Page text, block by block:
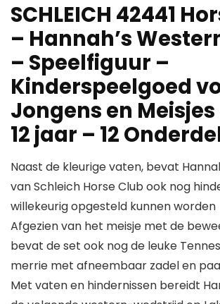
SCHLEICH 42441
– Hannah’s
– Speelfiguur –
Kinderspeelgoed
Jongens en
12 jaar – 12
Naast de kleurige vaten, bevat
van Schleich Horse Club ook nog
willekeurig opgesteld kunnen worden
Afgezien van het meisje met de
bevat de set ook nog de leuke
merrie met afneembaar zadel en
Met vaten en hindernissen bereidt